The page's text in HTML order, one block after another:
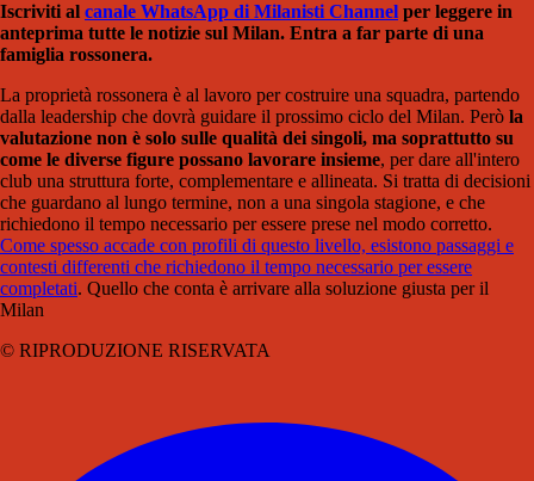
Iscriviti al canale WhatsApp di Milanisti Channel per leggere in
anteprima tutte le notizie sul Milan. Entra a far parte di una
famiglia rossonera.
La proprietà rossonera è al lavoro per costruire una squadra, partendo
dalla leadership che dovrà guidare il prossimo ciclo del Milan. Però la
valutazione non è solo sulle qualità dei singoli, ma soprattutto su
come le diverse figure possano lavorare insieme, per dare all'intero
club una struttura forte, complementare e allineata. Si tratta di decisioni
che guardano al lungo termine, non a una singola stagione, e che
richiedono il tempo necessario per essere prese nel modo corretto.
Come spesso accade con profili di questo livello, esistono passaggi e
contesti differenti che richiedono il tempo necessario per essere
completati. Quello che conta è arrivare alla soluzione giusta per il
Milan
© RIPRODUZIONE RISERVATA